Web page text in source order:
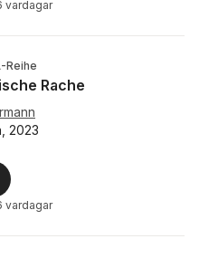
vardagar
Reihe
Rache
2023
vardagar